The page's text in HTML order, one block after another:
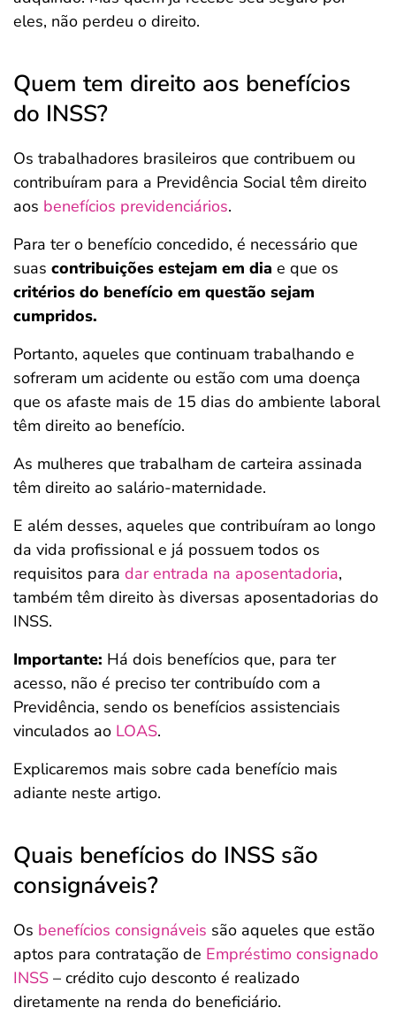
eles, não perdeu o direito.
Quem tem direito aos benefícios
do INSS?
Os trabalhadores brasileiros que contribuem ou
contribuíram para a Previdência Social têm direito
aos benefícios previdenciários.
Para ter o benefício concedido, é necessário que
suas contribuições estejam em dia e que os
critérios do benefício em questão sejam
cumpridos.
Portanto, aqueles que continuam trabalhando e
sofreram um acidente ou estão com uma doença
que os afaste mais de 15 dias do ambiente laboral
têm direito ao benefício.
As mulheres que trabalham de carteira assinada
têm direito ao salário-maternidade.
E além desses, aqueles que contribuíram ao longo
da vida profissional e já possuem todos os
requisitos para dar entrada na aposentadoria,
também têm direito às diversas aposentadorias do
INSS.
Importante: Há dois benefícios que, para ter
acesso, não é preciso ter contribuído com a
Previdência, sendo os benefícios assistenciais
vinculados ao LOAS.
Explicaremos mais sobre cada benefício mais
adiante neste artigo.
Quais benefícios do INSS são
consignáveis?
Os benefícios consignáveis são aqueles que estão
aptos para contratação de Empréstimo consignado
INSS – crédito cujo desconto é realizado
diretamente na renda do beneficiário.